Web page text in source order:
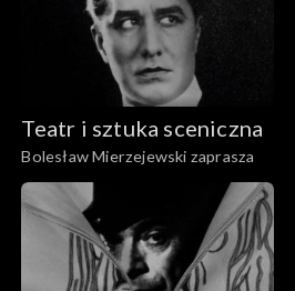
Teatr i sztuka sceniczna
Bolesław Mierzejewski zaprasza